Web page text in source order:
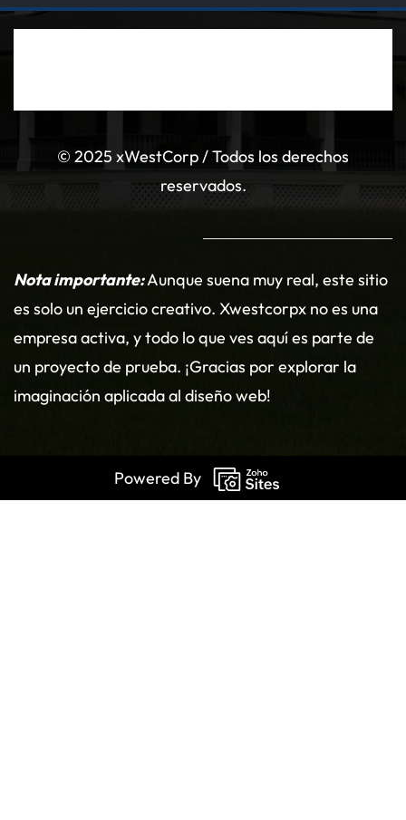
© 2025 xWestCorp / Todos los derechos
reservados.
Nota importante:Aunque suena muy real, este sitio
es solo un ejercicio creativo. Xwestcorpx no es una
empresa activa, y todo lo que ves aquí es parte de
un proyecto de prueba. ¡Gracias por explorar la
imaginación aplicada al diseño web!
Powered By